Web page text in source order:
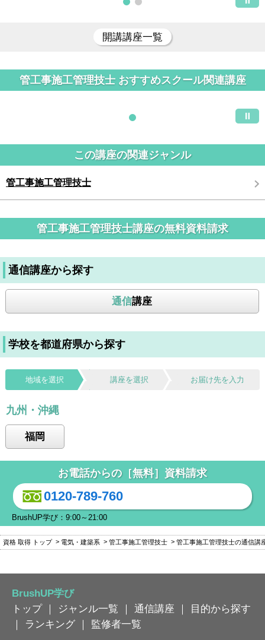
開講講座一覧
管工事施工管理技士 おすすめスクール関連講座
この講座の関連ジャンル
管工事施工管理技士
管工事施工管理技士講座の無料資料請求
通信講座から探す
通信講座
学校を都道府県から探す
地域を選択 講座を選択 お届け先を入力
九州・沖縄
福岡
お電話からの［無料］資料請求
0120-789-760
BrushUP学び：9:00～21:00
資格 取得 トップ 電気・建築系 管工事施工管理技士 管工事施工管理技士の通信講
BrushUP学び
トップ｜ ジャンル一覧 ｜ 通信講座 ｜
目的から探す
｜
ランキング ｜ 監修者一覧